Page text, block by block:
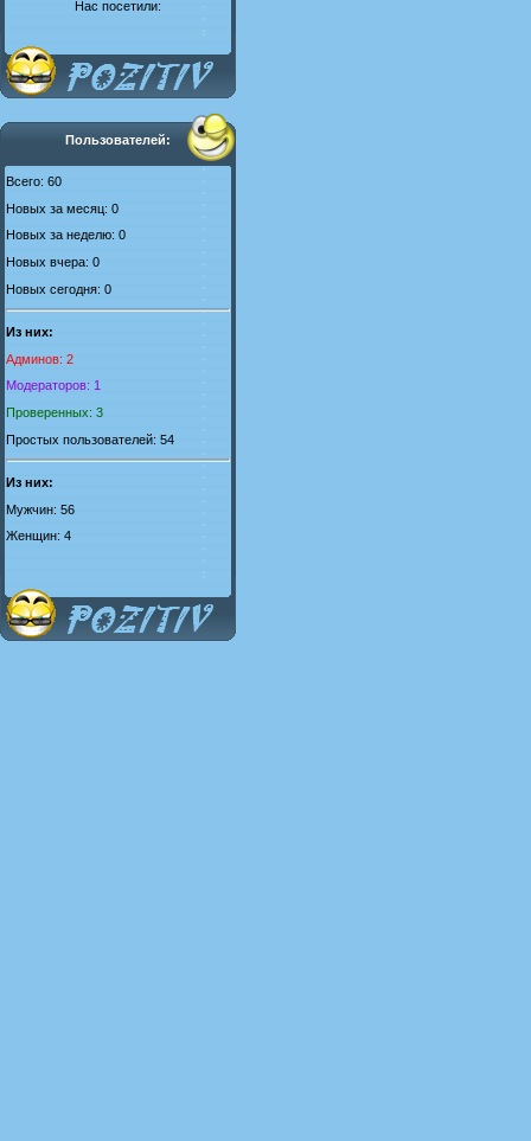
Нас посетили:
Пользователей:
Всего: 60
Новых за месяц: 0
Новых за неделю: 0
Новых вчера: 0
Новых сегодня: 0
Из них:
Админов: 2
Модераторов: 1
Проверенных: 3
Простых пользователей: 54
Из них:
Мужчин: 56
Женщин: 4